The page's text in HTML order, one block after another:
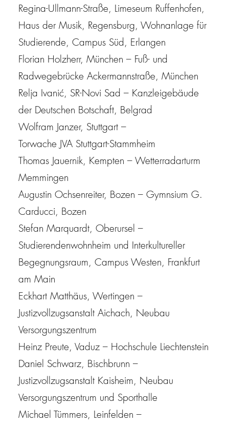
Regina-Ullmann-Straße, Limeseum Ruffenhofen,
Haus der Musik, Regensburg, Wohnanlage für
Studierende, Campus Süd, Erlangen
Florian Holzherr, München – Fuß- und
Radwegebrücke Ackermannstraße, München
Relja Ivanić, SR-Novi Sad – Kanzleigebäude
der Deutschen Botschaft, Belgrad
Wolfram Janzer, Stuttgart –
Torwache
JVA Stuttgart-Stammheim
Thomas Jauernik, Kempten – Wetterradarturm
Memmingen
Augustin Ochsenreiter, Bozen – Gymnsium G.
Carducci, Bozen
Stefan Marquardt, Oberursel –
Studierendenwohnheim und Interkultureller
Begegnungsraum, Campus Westen, Frankfurt
am Main
Eckhart Matthäus, Wertingen –
Justizvollzugsanstalt Aichach, Neubau
Versorgungszentrum
Heinz Preute, Vaduz – Hochschule Liechtenstein
Daniel Schwarz, Bischbrunn –
Justizvollzugsanstalt Kaisheim, Neubau
Versorgungszentrum und Sporthalle
Michael Tümmers, Leinfelden –